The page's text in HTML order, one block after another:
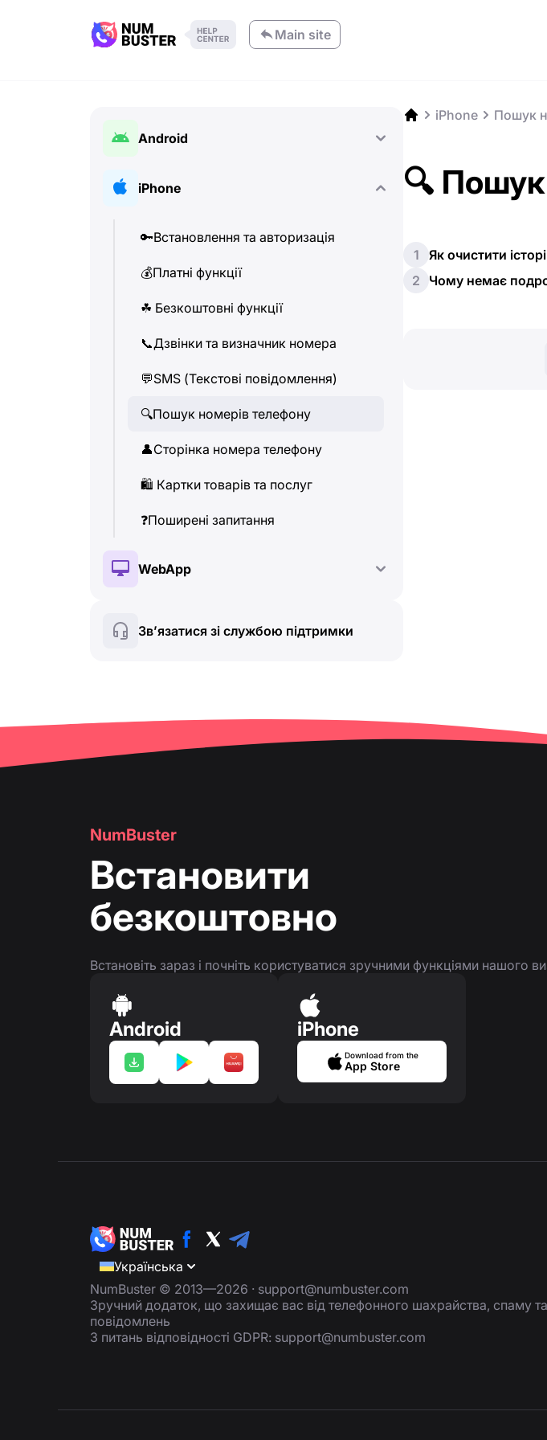
Main site
Android
🔑
iPhone
🔑Встановлення та авторизація
💰Платні функції
☘ ️ Безкоштовні функції
📞Дзвінки та визначник номера
💬SMS (Текстові повідомлення)
🔍Пошук номерів телефону
👤Сторінка номера телефону
🛍 ️ Картки товарів та послуг
❓Поширені запитання
WebApp
🔍Пошук номерів телефону
👤Сторінка номера телефону
Зв’язатися зі службою підтримки
iPhone Пошук
🔍
1
Як очистити
2
Чому немає
NumBuster
Встановити
безкоштовно
Встановіть зараз і почніть користуватися зручними функціями нашого
Android iPhone
Download from the
App Store
Українська
NumBuster © 2013—2026 · support@numbuster.com
Зручний додаток, що захищає вас від телефонного шахрайства, спаму
повідомлень
З питань відповідності GDPR: support@numbuster.com